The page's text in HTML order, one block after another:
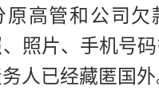
原高管和公司欠
照片、手机号
人已经藏匿国外